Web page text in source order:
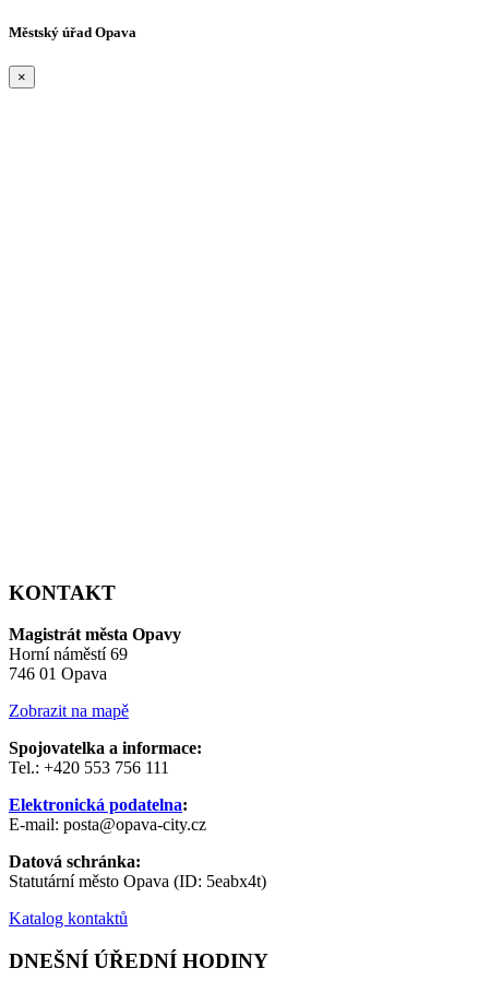
Městský úřad Opava
×
KONTAKT
Magistrát města Opavy
Horní náměstí 69
746 01 Opava
Zobrazit na mapě
Spojovatelka a informace:
Tel.: +420 553 756 111
Elektronická podatelna:
E-mail: posta@opava-city.cz
Datová schránka:
Statutární město Opava (ID: 5eabx4t)
Katalog kontaktů
DNEŠNÍ ÚŘEDNÍ HODINY